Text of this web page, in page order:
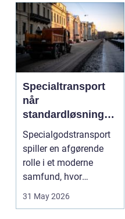
Specialtransport
når
standardløsninger
ikke rækker
Specialgodstransport
spiller en afgørende
rolle i et moderne
samfund, hvor
industrien bliver mere
31 May 2026